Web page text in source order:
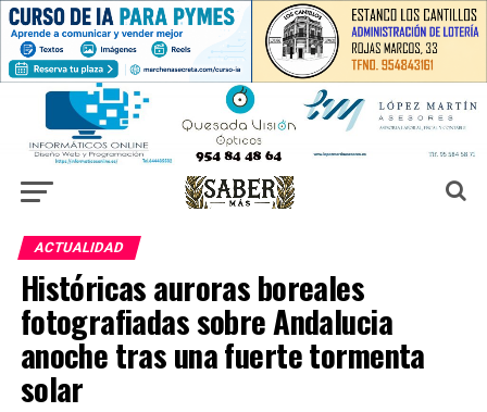
ACTUALIDAD
Históricas auroras boreales
fotografiadas sobre Andalucia
anoche tras una fuerte tormenta
solar